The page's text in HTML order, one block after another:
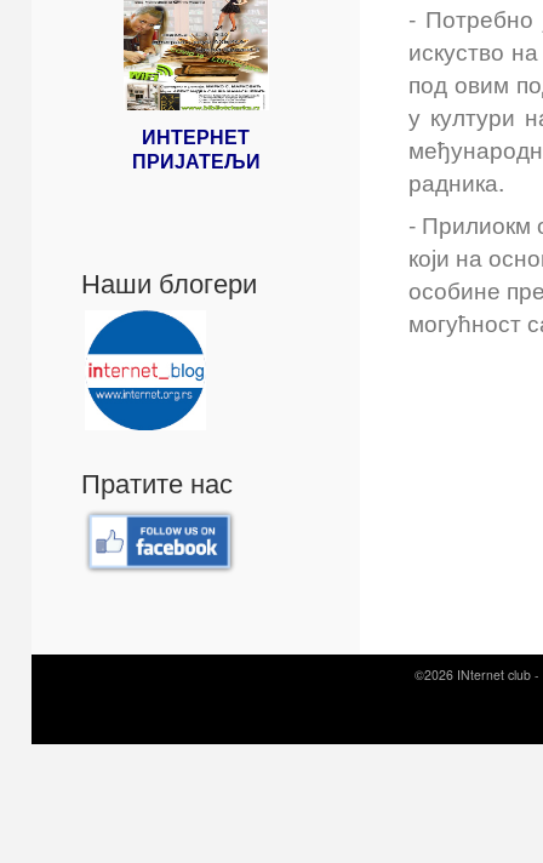
ИНТЕРНЕТ
ПРИЈАТЕЉИ
Наши блогери
Пратите нас
- Потребно
искуство
под овим
у култури
радника.
- Прилиокм
који на
особине
могућност
©2026 INternet club